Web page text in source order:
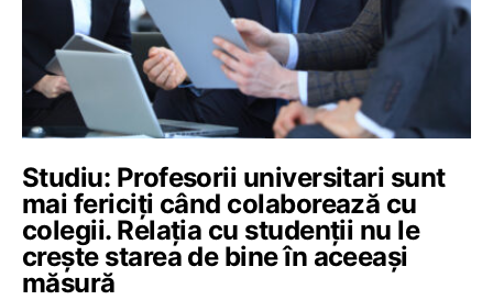
Studiu: Profesorii universitari sunt
mai fericiți când colaborează cu
colegii. Relația cu studenții nu le
crește starea de bine în aceeași
măsură